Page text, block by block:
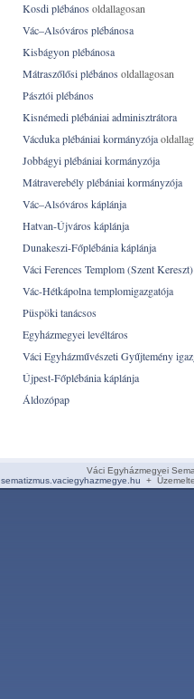
Kosdi plébános oldallagosan
Vác–Alsóváros plébánosa
Kisbágyon plébánosa
Mátraszőlősi plébános oldallagosan
Pásztói plébános
Kisnémedi plébániai adminisztrátora
Vácduka plébániai kormányzója
Jobbágyi plébániai kormányzója
Mátraverebély plébániai kormányzója
Vác–Alsóváros káplánja
Hatvan-Újváros káplánja
Dunakeszi-Főplébánia káplánja
Váci Ferences Templom (Szent
Vác-Hétkápolna templomigazgatója
Püspöki tanácsos
Egyházmegyei levéltáros
Váci Egyházművészeti Gyűjtemény
Újpest-Főplébánia káplánja
Áldozópap
Váci Egyházmegyei
sematizmus.vaciegyhazmegye.hu +